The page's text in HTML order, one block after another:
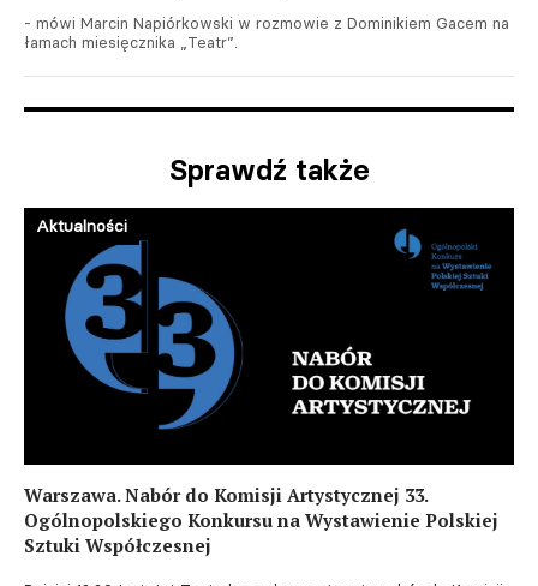
- mówi Marcin Napiórkowski w rozmowie z Dominikiem Gacem na
łamach miesięcznika „Teatr”.
Sprawdź także
Warszawa. Nabór do Komisji Artystycznej 33.
Ogólnopolskiego Konkursu na Wystawienie Polskiej
Sztuki Współczesnej
Aktualności